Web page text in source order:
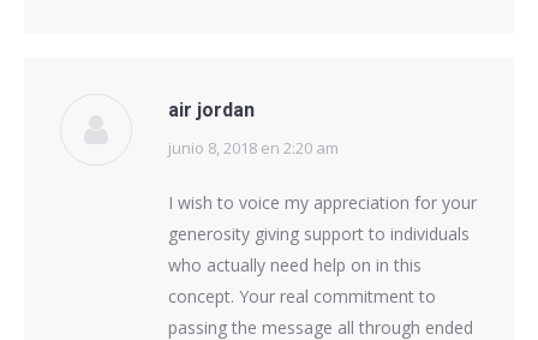
air jordan
dice:
junio 8, 2018 en 2:20 am
I wish to voice my appreciation for your
generosity giving support to individuals
who actually need help on in this
concept. Your real commitment to
passing the message all through ended